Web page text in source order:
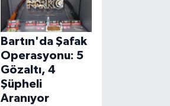
Bartın'da Şafak
Operasyonu: 5
Gözaltı, 4
Şüpheli
Aranıyor